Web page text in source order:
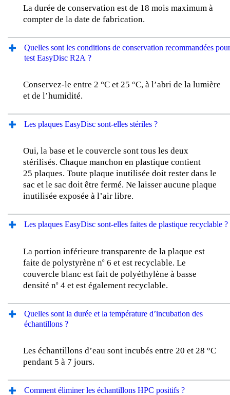
La durée de conservation est de 18 mois maximum à
compter de la date de fabrication.
Quelles sont les conditions de conservation recommandées
test EasyDisc R2A ?
Conservez-le entre 2 °C et 25 °C, à l’abri de la lumière
et de l’humidité.
Les plaques EasyDisc sont-elles stériles ?
Oui, la base et le couvercle sont tous les deux
stérilisés. Chaque manchon en plastique contient
25 plaques. Toute plaque inutilisée doit rester dans le
sac et le sac doit être fermé. Ne laisser aucune plaque
inutilisée exposée à l’air libre.
Les plaques EasyDisc sont-elles faites de plastique recyclable ?
La portion inférieure transparente de la plaque est
faite de polystyrène no 6 et est recyclable. Le
couvercle blanc est fait de polyéthylène à basse
densité no 4 et est également recyclable.
Quelles sont la durée et la température d’incubation des
échantillons ?
Les échantillons d’eau sont incubés entre 20 et 28 °C
pendant 5 à 7 jours.
Comment éliminer les échantillons HPC positifs ?